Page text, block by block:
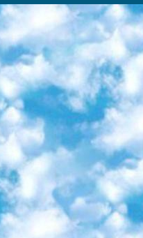
площадка Рунета. Здесь вы найдёте сотни текстовых и видеокурсов на десятки различных тем — от программирования до психологии. Многие курсы подготовлены российскими университетами и крупными международными компаниями вроде Intel и Microsoft. Самостоятельное обучение бесплатное, но желающие могут оплатить услуги персональных наставников. 2. «Смартия» знакомит с актуальными профессиями и подсказывает, как им обучаться. Выбрав заинтересовавшую вас специальность — SMM-специалист, фотограф, веб-дизайнер или другую, — увидите список необходимых для неё умений. Чтобы вы могли освоить их самостоятельно, для каждого умения площадка отображает подборку ссылок на учебные материалы. Хотя «Смартия» ориентируется на русскоязычную аудиторию, часть контента всё же доступна только на английском. 3. «Лекторий Физтеха» Проект Московского физико-технического института (Физтеха). С его помощью вы можете смотреть онлайн серии лекций, записанные на видео в этом вузе. В числе доступных предметов — физика, биология, химия, информационные технологии и другие. К некоторым лекциям администрация ресурса прилагает готовые конспекты, которые можно скачивать в PDF-формате. 4. ITMOcourses Онлайн-площадка Санкт-Петербургского национального исследовательского университета информационных технологий, механики и оптики (ИТМО). Ресурс предоставляет свободный доступ к курсам, разработанным в этом вузе. Каталог материалов разбит на четыре категории: «Оптические системы и технологии», «Приборостроение и робототехника», «Информационные технологии» и «Биотехнологии». Курсы состоят из видеолекций, интерактивных демонстраций и заданий. 5. «КиберЛенинка» Электронная научная библиотека открытого доступа. Каталог площадки регулярно обрастает текстами статей из различных научных изданий. Сгруппированные по журналам и рубрикам публикации можно читать онлайн или скачивать целиком в PDF-формате. Проект нацелен на популяризацию науки за счёт открытого доступа к качественной